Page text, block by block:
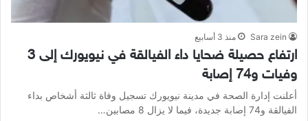
Sara zein منذ 3 أسابيع
ارتفاع حصيلة ضحايا داء الفيالقة في نيويورك إلى 3
وفيات و74 إصابة
أعلنت إدارة الصحة في مدينة نيويورك تسجيل وفاة ثالثة أشخاص بداء
الفيالقة و74 إصابة جديدة، فيما لا يزال 8 مصابين…